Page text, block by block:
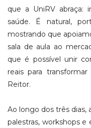
que a UniRV abraça:
saúde. É natural,
mostrando que
sala de aula ao
que é possível unir
reais para
Reitor.
Ao longo dos três dias,
palestras, workshops e